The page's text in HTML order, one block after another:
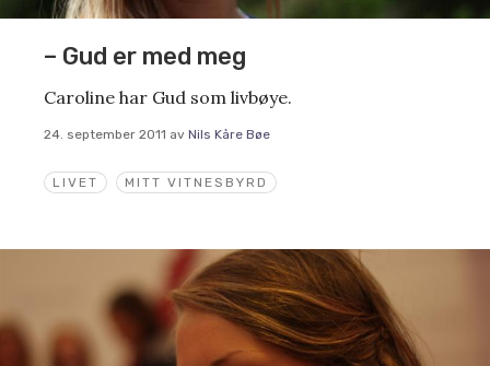
LIVET MITT VITNESBYRD
– Gud er med meg
Caroline har Gud som livbøye.
24. september 2011 av Nils Kåre Bøe